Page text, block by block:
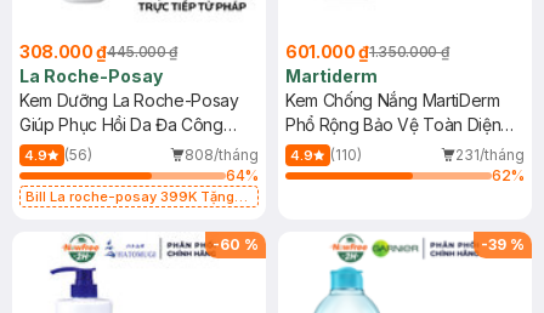
308.000 ₫445.000 ₫
La Roche-Posay
Kem Dưỡng La Roche-Posay
Giúp Phục Hồi Da Đa Công
Dụng 40ml
4.9 (56)
808/tháng
64%
Bill La roche-posay 399K Tặng
(SL có hạn)
601.000 ₫1.350.000 ₫
Martiderm
Kem Chống Nắng MartiDerm
Phổ Rộng Bảo Vệ Toàn Diện
40ml
4.9 (110)
231/tháng
62%
-60 % -39 %